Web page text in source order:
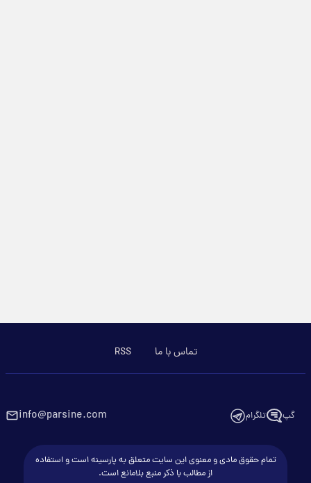
تماس با ما RSS
گپ تلگرام info@parsine.com
تمام حقوق مادی و معنوی این سایت متعلق به پارسینه است و استفاده
از مطالب با ذکر منبع بلامانع است.